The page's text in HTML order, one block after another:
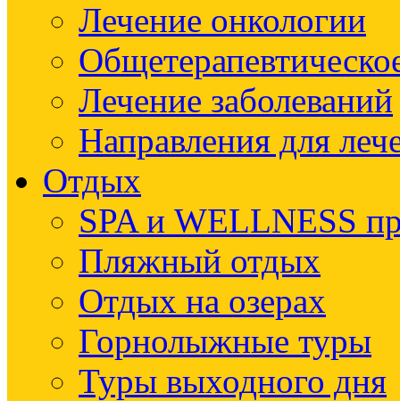
Лечение онкологии
Лечение заболеваний
Направления для
Отдых
SPA и WELLNESS
Пляжный отдых
Отдых на озерах
Горнолыжные туры
Туры выходного дня